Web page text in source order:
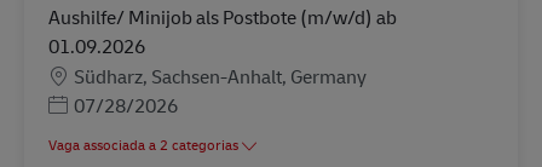
Aushilfe/ Minijob als Postbote (m/w/d) ab
01.09.2026
Localização
Südharz, Sachsen-Anhalt, Germany
Posted Date
07/28/2026
Vaga associada a 2 categorias